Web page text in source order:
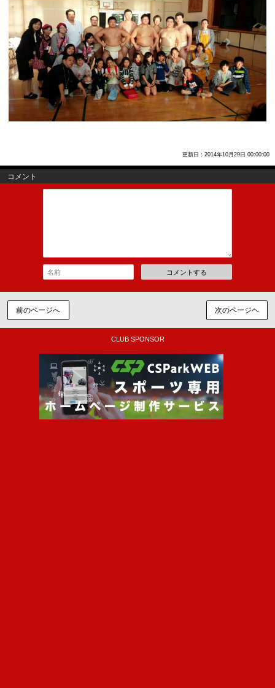
更新日：2014年10月29日 00:00:00
コメント
コメントする
前のページへ 次のページヘ
CLUB SPONSOR